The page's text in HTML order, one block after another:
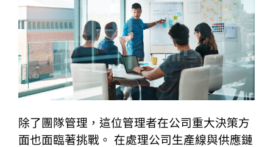
除了團隊管理，這位管理者在公司重大決策方
面也面臨著挑戰。 在處理公司生產線與供應鏈